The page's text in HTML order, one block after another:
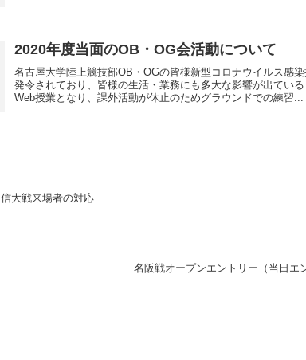
2020年度当面のOB・OG会活動について
名古屋大学陸上競技部OB・OGの皆様新型コロナウイルス感
発令されており、皆様の生活・業務にも多大な影響が出てい
Web授業となり、課外活動が休止のためグラウンドでの練習...
信大戦来場者の対応
名阪戦オープンエントリー（当日エ